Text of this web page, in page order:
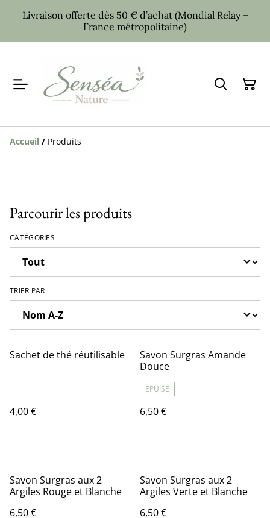
Livraison offerte dès 50 € d’achat (Mondial Relay –
France métropolitaine)
Accueil / Produits
Parcourir les produits
CATÉGORIES
TRIER PAR
Sachet de thé réutilisable
4,00 €
Savon Surgras Amande
Douce
ÉPUISÉ
6,50 €
Savon Surgras aux 2
Argiles Rouge et Blanche
6,50 €
Savon Surgras aux 2
Argiles Verte et Blanche
6,50 €